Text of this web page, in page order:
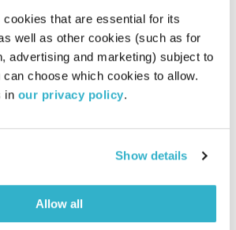
that are essential for its
well as other cookies (such as for
advertising and marketing) subject to
choose which cookies to allow.
in our privacy policy.
Show details
Allow all
הגוטליבים
אורי גוטליבויריב גוטליב
03.12.14
01:00:13
הגוטליבים מחפשים את המהות הגדולה
השירים שנכתבו איתן או עליהן.והפעם – "זמן"